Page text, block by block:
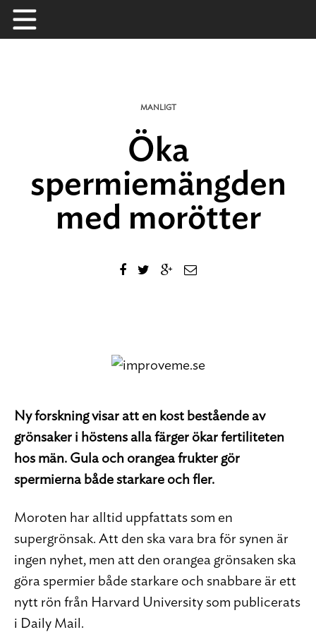
Skip
to
MANLIGT
Öka
spermiemängden
med morötter
Ny forskning visar att en kost bestående av
grönsaker i höstens alla färger ökar fertiliteten
hos män. Gula och orangea frukter gör
spermierna både starkare och fler.
Moroten har alltid uppfattats som en
supergrönsak. Att den ska vara bra för synen är
ingen nyhet, men att den orangea grönsaken ska
göra spermier både starkare och snabbare är ett
nytt rön från Harvard University som publicerats
i Daily Mail.